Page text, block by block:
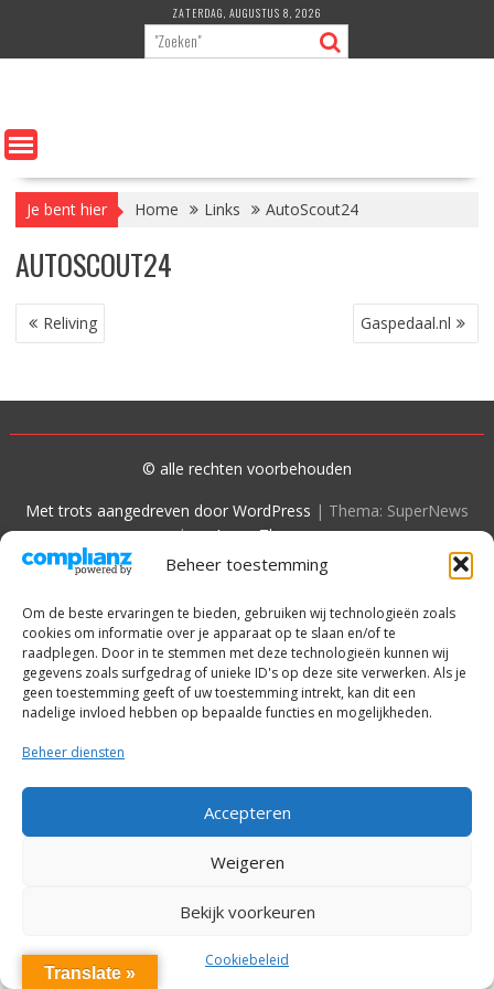
Beheer toestemming
Om de beste ervaringen te bieden, gebruiken wij technologieën zoals
cookies om informatie over je apparaat op te slaan en/of te
raadplegen. Door in te stemmen met deze technologieën kunnen wij
gegevens zoals surfgedrag of unieke ID's op deze site verwerken. Als je
geen toestemming geeft of uw toestemming intrekt, kan dit een
nadelige invloed hebben op bepaalde functies en mogelijkheden.
Beheer diensten
Accepteren
Weigeren
Bekijk voorkeuren
Cookiebeleid
de
ZATERDAG, AUGUSTUS 8, 2026
Je bent hier Home Links AutoScout24
AUTOSCOUT24
BERICHT
NAVIGATIE
Reliving Gaspedaal.nl
© alle rechten voorbehouden
Met trots aangedreven door WordPress | Thema: SuperNews
doorAcme Themes
Translate »